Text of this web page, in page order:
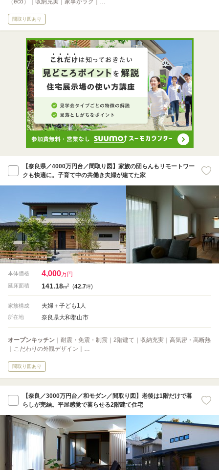
（eco）｜収納充実｜家事がラク｜…
間取り図あり
【奈良県／4000万円台／間取り図】家族の団らんもリモートワー
クも快適に。子育て中の共働き夫婦が建てた家
本体価格 4,000万円
延床面積 141.18m2 (42.7坪)
家族構成 夫婦＋子ども1人
所在地 奈良県大和郡山市
オープンキッチン ｜耐震・免震・制震｜2階建て｜収納充実｜高気密・高断熱
｜こだわりの外観デザイン｜…
間取り図あり
【奈良／3000万円台／和モダン／間取り図】老後は1階だけで暮
らしが完結。平屋感覚で暮らせる2階建て住宅